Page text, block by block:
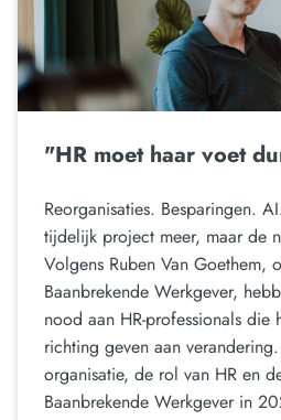
"HR moet haar voet
Reorganisaties. Besparingen.
tijdelijk project meer, maar de
Volgens Ruben Van Goethem,
Baanbrekende Werkgever,
nood aan HR-professionals die
richting geven aan
organisatie, de rol van HR en
Baanbrekende Werkgever in